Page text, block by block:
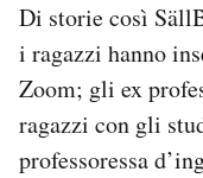
Di storie così
i ragazzi hanno
Zoom; gli ex
ragazzi con gli
professoressa